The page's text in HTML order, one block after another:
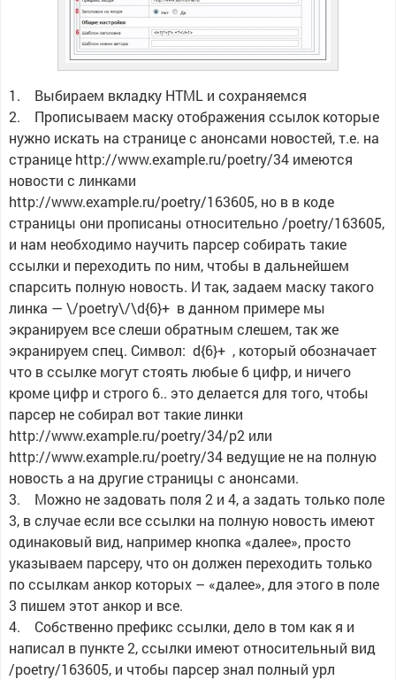
1. Выбираем вкладку HTML и сохраняемся
2. Прописываем маску отображения ссылок которые
нужно искать на странице с анонсами новостей, т.е. на
странице http://www.example.ru/poetry/34 имеются
новости с линками
http://www.example.ru/poetry/163605, но в в коде
страницы они прописаны относительно /poetry/163605,
и нам необходимо научить парсер собирать такие
ссылки и переходить по ним, чтобы в дальнейшем
спарсить полную новость. И так, задаем маску такого
линка — \/poetry\/\d{6}+ в данном примере мы
экранируем все слеши обратным слешем, так же
экранируем спец. Символ: d{6}+ , который обозначает
что в ссылке могут стоять любые 6 цифр, и ничего
кроме цифр и строго 6.. это делается для того, чтобы
парсер не собирал вот такие линки
http://www.example.ru/poetry/34/p2 или
http://www.example.ru/poetry/34 ведущие не на полную
новость а на другие страницы с анонсами.
3. Можно не задовать поля 2 и 4, а задать только поле
3, в случае если все ссылки на полную новость имеют
одинаковый вид, например кнопка «далее», просто
указываем парсеру, что он должен переходить только
по ссылкам анкор которых – «далее», для этого в поле
3 пишем этот анкор и все.
4. Собственно префикс ссылки, дело в том как я и
написал в пункте 2, ссылки имеют относительный вид
/poetry/163605, и чтобы парсер знал полный урл